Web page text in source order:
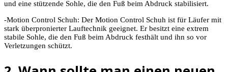
und eine stützende Sohle, die den Fuß beim Abdruck stabilisiert.
-Motion Control Schuh: Der Motion Control Schuh ist für Läufer mit
stark überpronierter Lauftechnik geeignet. Er besitzt eine extrem
stabile Sohle, die den Fuß beim Abdruck festhält und ihn so vor
Verletzungen schützt.